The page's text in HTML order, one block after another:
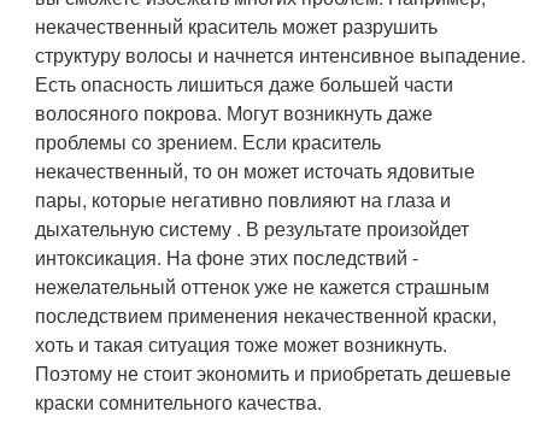
некачественный краситель может разрушить
структуру волосы и начнется интенсивное выпадение.
Есть опасность лишиться даже большей части
волосяного покрова. Могут возникнуть даже
проблемы со зрением. Если краситель
некачественный, то он может источать ядовитые
пары, которые негативно повлияют на глаза и
дыхательную систему . В результате произойдет
интоксикация. На фоне этих последствий -
нежелательный оттенок уже не кажется страшным
последствием применения некачественной краски,
хоть и такая ситуация тоже может возникнуть.
Поэтому не стоит экономить и приобретать дешевые
краски сомнительного качества.